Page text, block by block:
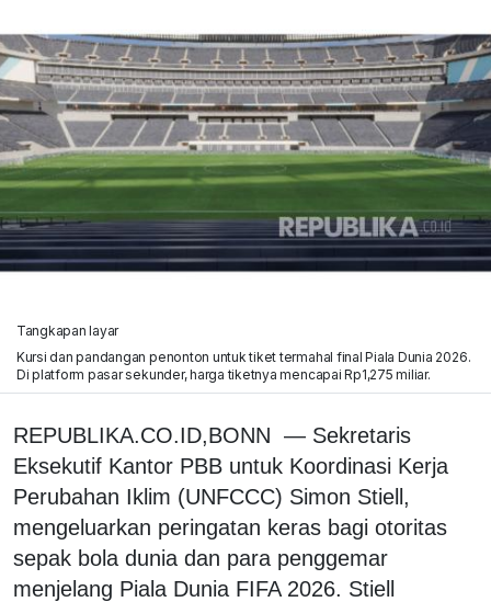
Tangkapan layar
Kursi dan pandangan penonton untuk tiket termahal final Piala Dunia 2026.
Di platform pasar sekunder, harga tiketnya mencapai Rp1,275 miliar.
REPUBLIKA.CO.ID,BONN — Sekretaris
Eksekutif Kantor PBB untuk Koordinasi Kerja
Perubahan Iklim (UNFCCC) Simon Stiell,
mengeluarkan peringatan keras bagi otoritas
sepak bola dunia dan para penggemar
menjelang Piala Dunia FIFA 2026. Stiell